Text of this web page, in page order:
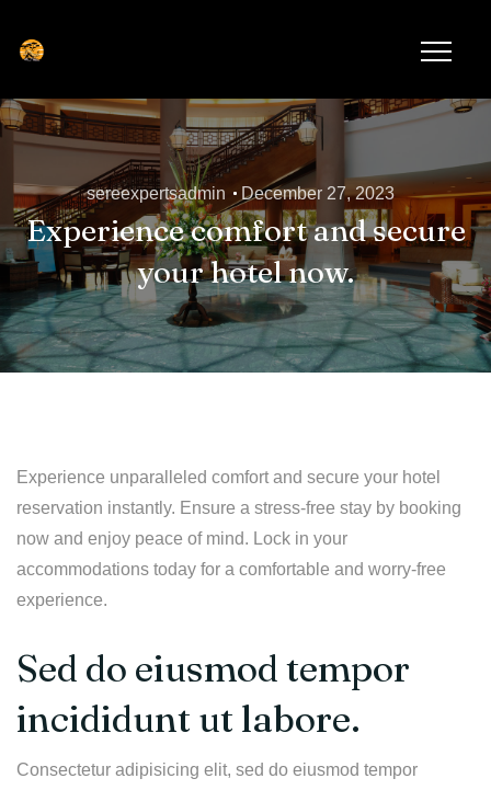
sereexpertsadmin December 27, 2023
Experience comfort and secure
your hotel now.
Experience unparalleled comfort and secure your hotel
reservation instantly. Ensure a stress-free stay by booking
now and enjoy peace of mind. Lock in your
accommodations today for a comfortable and worry-free
experience.
Sed do eiusmod tempor
incididunt ut labore.
Consectetur adipisicing elit, sed do eiusmod tempor